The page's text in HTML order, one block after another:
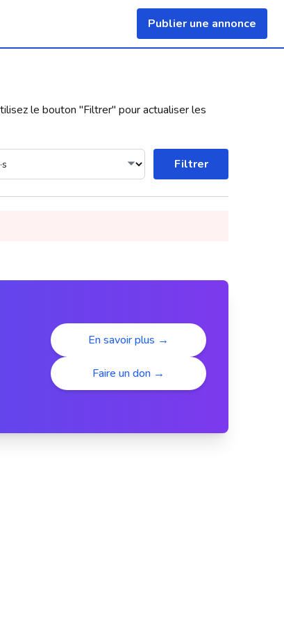
Publier une annonce
le bouton "Filtrer" pour actualiser les
Filtrer
En savoir plus →
Faire un don →